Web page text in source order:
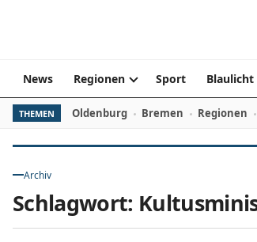
News Regionen Sport Blaulicht
THEMEN Oldenburg Bremen Regionen
Archiv
Schlagwort: